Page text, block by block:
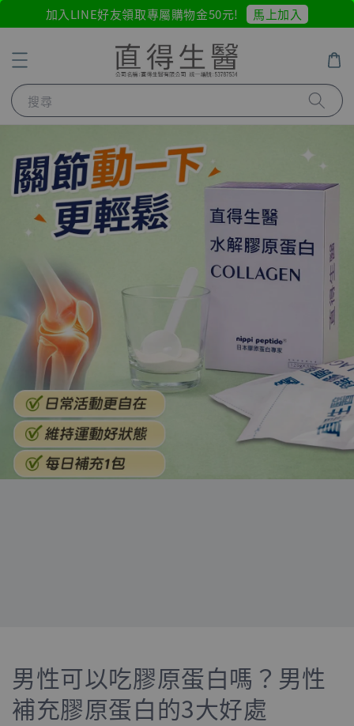
加入LINE好友領取專屬購物金50元! 馬上加入
搜尋
男性可以吃膠原蛋白嗎？男性
補充膠原蛋白的3大好處